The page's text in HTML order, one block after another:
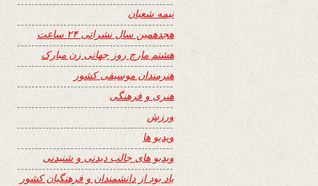
نیمه شعبان
هجدهمین سال نشراتی ۲۴ ساعت
هشتم مارچ روز جهانی زن مبارک
هنرمندان موسیقی کشور
هنری و فرهنگی
ورزش
ویدیو ها
ویدیو های جالب دیدنی و شنیدنی
یاد بود از دانشمندان و فرهنگیان کشور